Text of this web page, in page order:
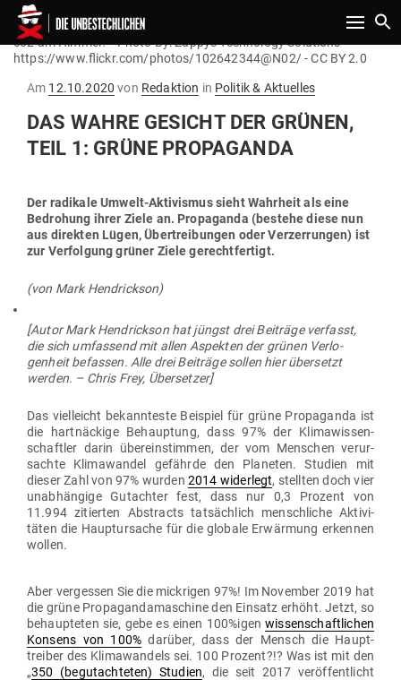
Toggle
co2 am Himmel? - Photo By: Zappys Technology Solutions -
https://www.flickr.com/photos/102642344@N02/ - CC BY 2.0
Am Gepostet
12.10.2020 von Redaktion in Politik & Aktuelles
DAS WAHRE GESICHT DER GRÜNEN,
TEIL 1: GRÜNE PROPAGANDA
Der radikale Umwelt-Akti­vismus sieht Wahrheit als eine
Bedrohung ihrer Ziele an. Pro­pa­ganda (bestehe diese nun
aus direkten Lügen, Über­trei­bungen oder Ver­zer­rungen) ist
zur Ver­folgung grüner Ziele gerechtfertigt.
(von Mark Hendrickson)
[Autor Mark Hendrickson hat jüngst drei Bei­träge ver­fasst,
die sich umfassend mit allen Aspekten der grünen Ver­lo­
genheit befassen. Alle drei Bei­träge sollen hier über­setzt
werden. – Chris Frey, Übersetzer]
Das viel­leicht bekann­teste Bei­spiel für grüne Pro­pa­ganda ist
die hart­nä­ckige Behauptung, dass 97% der Kli­ma­wis­sen­
schaftler darin über­ein­stimmen, der vom Men­schen ver­ur­
sachte Kli­ma­wandel gefährde den Pla­neten. Studien mit
dieser Zahl von 97% wurden 2014 widerlegt, stellten doch vier
unab­hängige Gut­achter fest, dass nur 0,3 Prozent von
11.994 zitierten Abs­tracts tat­sächlich mensch­liche Akti­vi­
täten die Haupt­ur­sache für die globale Erwärmung erkennen
wollen.
Aber ver­gessen Sie die mick­rigen 97%! Im November 2019 hat
die grüne Pro­pa­gan­da­ma­schine den Einsatz erhöht. Jetzt, so
behaup­teten sie, gebe es einen 100%igenwis­sen­schaft­lichen
Konsens von 100% darüber, dass der Mensch die Haupt­
treiber des Kli­ma­wandels sei. 100 Prozent?!? Was ist mit den
„350 (begut­ach­teten) Studien, die seit 2017 ver­öf­fent­licht